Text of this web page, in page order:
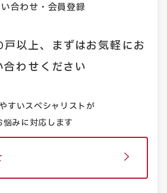
合わせ・会員登録
戸以上、まずはお気軽にお
合わせください
すいスペシャリストが
悩みに対応します